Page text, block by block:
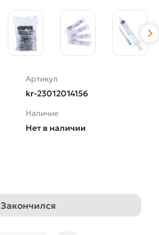
Артикул
kr-23012014156
Наличие
Нет в наличии
Закончился